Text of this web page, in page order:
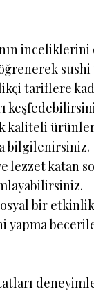
inceliklerini
sushi
tariflere
bilgilenirsiniz.
lezzet katan
bir
yapma